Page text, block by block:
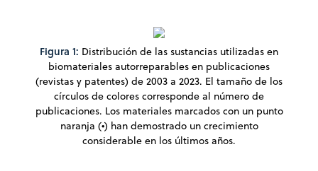
Figura 1: Distribución de las sustancias utilizadas en
biomateriales autorreparables en publicaciones
(revistas y patentes) de 2003 a 2023. El tamaño de los
círculos de colores corresponde al número de
publicaciones. Los materiales marcados con un punto
naranja (•) han demostrado un crecimiento
considerable en los últimos años.